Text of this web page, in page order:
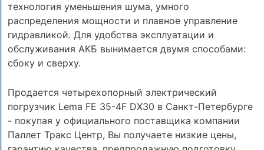
технология уменьшения шума, умного
распределения мощности и плавное управление
гидравликой. Для удобства эксплуатации и
обслуживания АКБ вынимается двумя способами:
сбоку и сверху.
Продается четырехопорный электрический
погрузчик Lema FE 35-4F DX30 в Санкт-Петербурге
- покупая у официального поставщика компании
Паллет Тракс Центр, Вы получаете низкие цены,